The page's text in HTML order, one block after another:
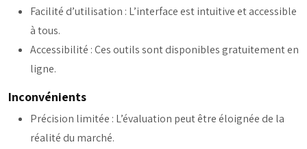
Facilité d’utilisation : L’interface est intuitive et accessible
à tous.
Accessibilité : Ces outils sont disponibles gratuitement en
ligne.
Inconvénients
Précision limitée : L’évaluation peut être éloignée de la
réalité du marché.